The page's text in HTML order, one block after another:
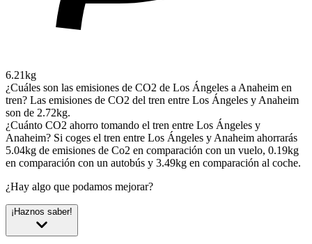
6.21kg
¿Cuáles son las emisiones de CO2 de Los Ángeles a Anaheim en
tren? Las emisiones de CO2 del tren entre Los Ángeles y Anaheim
son de 2.72kg.
¿Cuánto CO2 ahorro tomando el tren entre Los Ángeles y
Anaheim? Si coges el tren entre Los Ángeles y Anaheim ahorrarás
5.04kg de emisiones de Co2 en comparación con un vuelo, 0.19kg
en comparación con un autobús y 3.49kg en comparación al coche.
¿Hay algo que podamos mejorar?
¡Haznos saber!